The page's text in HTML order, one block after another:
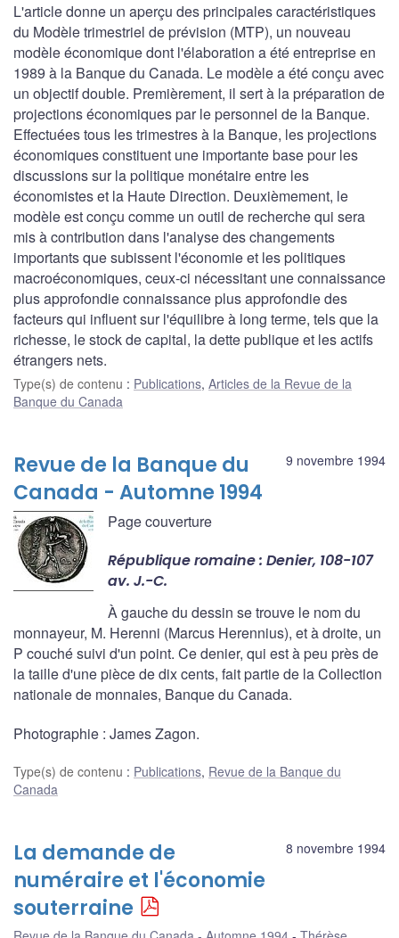
L'article donne un aperçu des principales caractéristiques
du Modèle trimestriel de prévision (MTP), un nouveau
modèle économique dont l'élaboration a été entreprise en
1989 à la Banque du Canada. Le modèle a été conçu avec
un objectif double. Premièrement, il sert à la préparation de
projections économiques par le personnel de la Banque.
Effectuées tous les trimestres à la Banque, les projections
économiques constituent une importante base pour les
discussions sur la politique monétaire entre les
économistes et la Haute Direction. Deuxièmement, le
modèle est conçu comme un outil de recherche qui sera
mis à contribution dans l'analyse des changements
importants que subissent l'économie et les politiques
macroéconomiques, ceux-ci nécessitant une connaissance
plus approfondie connaissance plus approfondie des
facteurs qui influent sur l'équilibre à long terme, tels que la
richesse, le stock de capital, la dette publique et les actifs
étrangers nets.
Type(s) de contenu : Publications, Articles de la Revue de la
Banque du Canada
9 novembre 1994
Revue de la Banque du
Canada - Automne 1994
Page couverture
République romaine : Denier, 108-107
av. J.-C.
À gauche du dessin se trouve le nom du
monnayeur, M. Herenni (Marcus Herennius), et à droite, un
P couché suivi d'un point. Ce denier, qui est à peu près de
la taille d'une pièce de dix cents, fait partie de la Collection
nationale de monnaies, Banque du Canada.
Photographie : James Zagon.
Type(s) de contenu : Publications, Revue de la Banque du
Canada
8 novembre 1994
La demande de
numéraire et l'économie
souterraine